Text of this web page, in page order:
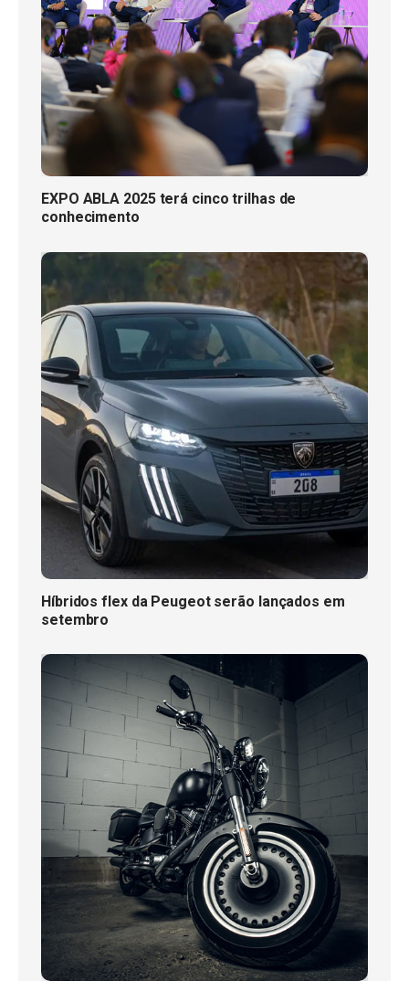
EXPO ABLA 2025 terá cinco trilhas de
conhecimento
Híbridos flex da Peugeot serão lançados em
setembro